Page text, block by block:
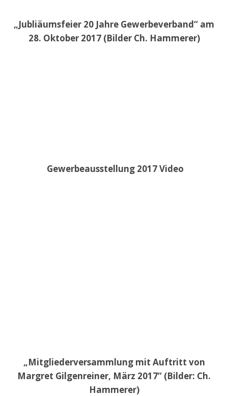
„Jubliäumsfeier 20 Jahre Gewerbeverband“ am
28. Oktober 2017 (Bilder Ch. Hammerer)
Gewerbeausstellung 2017 Video
„Mitgliederversammlung mit Auftritt von
Margret Gilgenreiner, März 2017“ (Bilder: Ch.
Hammerer)